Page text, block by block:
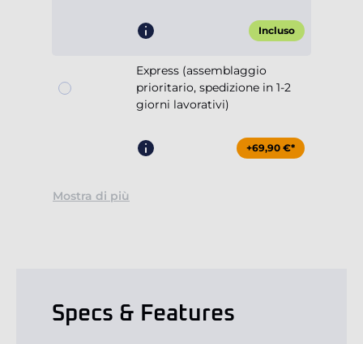
Incluso
Express (assemblaggio
prioritario, spedizione in 1-2
giorni lavorativi)
+69,90 €*
Mostra di più
Specs & Features